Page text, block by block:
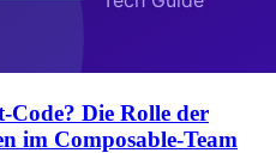
Code? Die Rolle der
im Composable-Team